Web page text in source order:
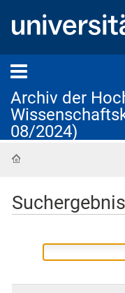
Archiv der
08/2024)